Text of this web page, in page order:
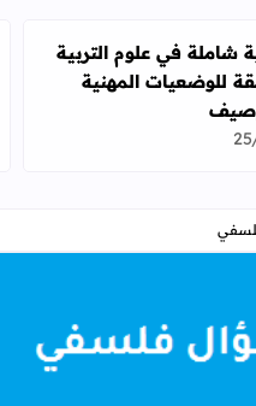
شاملة في علوم التربية
شاملة في علوم التربية
للوضعيات المهنية